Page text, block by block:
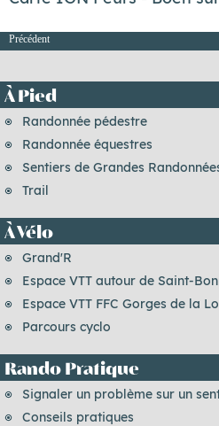
Précédent
À Pied
Randonnée pédestre
Randonnée équestres
Sentiers de Grandes
Trail
À Vélo
Grand'R
Espace VTT autour de Saint-
Espace VTT FFC Gorges de la
Parcours cyclo
Rando Pratique
Signaler un problème sur un
Conseils pratiques